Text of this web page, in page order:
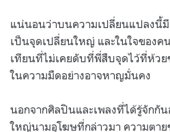
แน่นอนว่าบนความเปลี่ยนแปลงนี้
เป็นจุดเปลี่ยนใหญ่ และในใจของ
เทียนที่ไม่เคยดับที่พี่สืบจุดไว้ที่ห้วย
ในความมืดอย่างอาจหาญมั่นคง
นอกจากศิลปินและเพลงที่ได้รู้จักกั
ใหญ่นามอุโฆษที่กล่าวมา ความตาย